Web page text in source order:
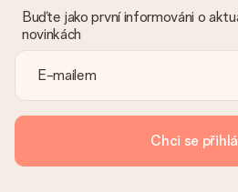
vhodné řešení.
Je faktura odeslána spolu s
vždy v potvrzovacím e-mailu a vždy
MySurprise. To znamená, že
příjemci, což je opravdovým
Buďte jako první informováni o
novinkách
Chci se